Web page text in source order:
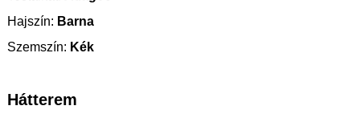
Hajszín: Barna
Szemszín: Kék
Hátterem